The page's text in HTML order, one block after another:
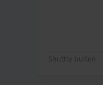
Shuttle buiten